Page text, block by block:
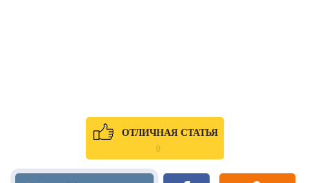
ОТЛИЧНАЯ СТАТЬЯ
0